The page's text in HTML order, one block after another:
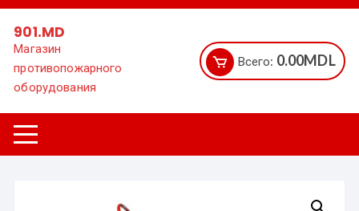
Перейти
содержимому
901.MD
Магазин
противопожарного
оборудования
Всего: 0.00MDL